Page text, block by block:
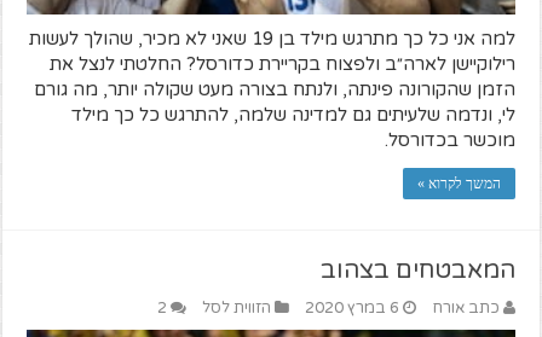
למה אני כל כך מתרגש מילד בן 19 שאני לא מכיר, שהולך לעשות
רילוקיישן לארה״ב ולפצוח בקריירת כדורסל? החלטתי לנצל את
הזמן שהקורונה פינתה, ולנתח בצורה מעט שקולה יותר, מה גורם
לי, ונדמה שלעיתים גם למדינה שלמה, להתרגש כל כך מילד
מוכשר בכדורסל.
המשך לקרוא »
המאבטחים בצהוב
כתב אורח 6 במרץ 2020 הזווית לסל 2